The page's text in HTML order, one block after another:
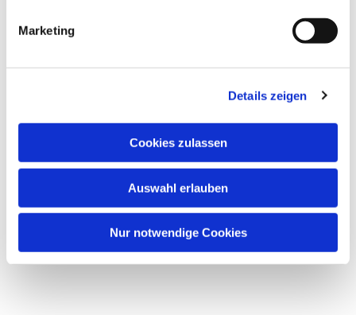
Marketing
Details zeigen
Cookies zulassen
Auswahl erlauben
Nur notwendige Cookies
Dies könnte Sie auch interessieren